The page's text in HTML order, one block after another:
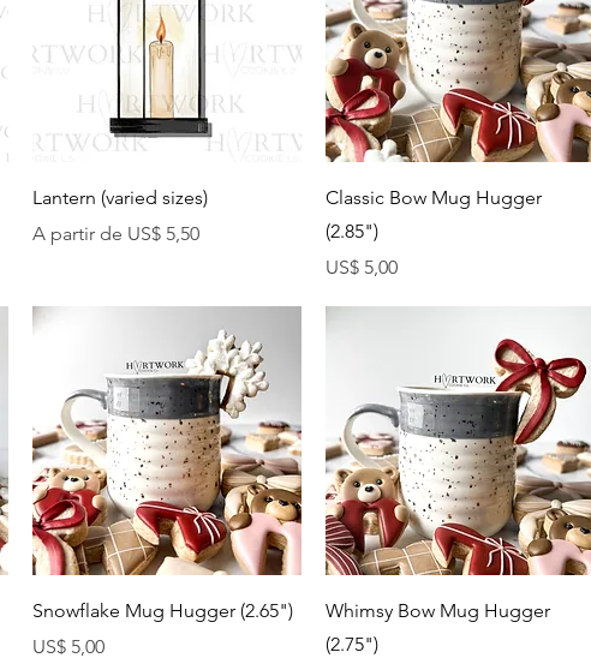
Visualização rápida
Lantern (varied sizes)
A partir de US$ 5,50
Preço promocional
Visualização rápida
Classic Bow Mug Hugger
(2.85")
Preço
US$ 5,00
Visualização rápida
Snowflake Mug Hugger (2.65")
Preço
US$ 5,00
Visualização rápida
Whimsy Bow Mug Hugger
(2.75")